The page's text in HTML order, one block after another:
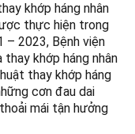
khớp háng nhân
thực hiện trong
– 2023, Bệnh viện
khớp háng nhân
thay khớp háng
cơn đau dai
mái tận hưởng